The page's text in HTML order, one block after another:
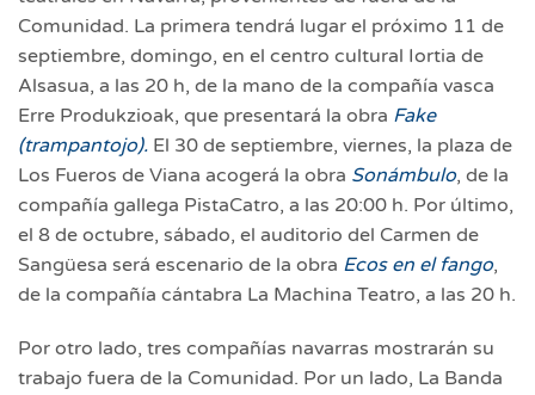
Comunidad. La primera tendrá lugar el próximo 11 de
septiembre, domingo, en el centro cultural Iortia de
Alsasua, a las 20 h, de la mano de la compañía vasca
Erre Produkzioak, que presentará la obra Fake
(trampantojo). El 30 de septiembre, viernes, la plaza de
Los Fueros de Viana acogerá la obra Sonámbulo, de la
compañía gallega PistaCatro, a las 20:00 h. Por último,
el 8 de octubre, sábado, el auditorio del Carmen de
Sangüesa será escenario de la obra Ecos en el fango,
de la compañía cántabra La Machina Teatro, a las 20 h.
Por otro lado, tres compañías navarras mostrarán su
trabajo fuera de la Comunidad. Por un lado, La Banda